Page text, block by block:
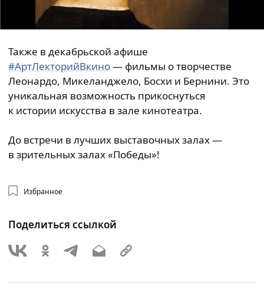
Также в декабрьской афише
#АртЛекторийВкино— фильмы о творчестве
Леонардо, Микеланджело, Босхи и Бернини. Это
уникальная возможность прикоснуться
к истории искусства в зале кинотеатра.
До встречи в лучших выставочных залах —
в зрительных залах «Победы»!
Избранное
Поделиться ссылкой